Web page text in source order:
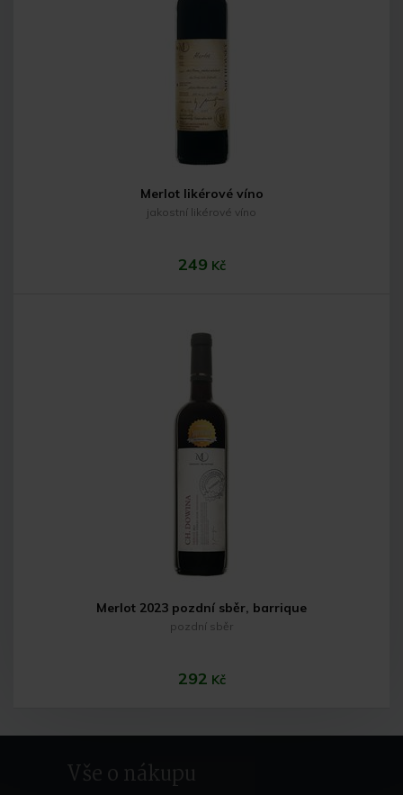
Merlot likérové víno
jakostní likérové víno
249 Kč
Do košíku
Merlot 2023 pozdní sběr, barrique
pozdní sběr
292 Kč
Vše o nákupu